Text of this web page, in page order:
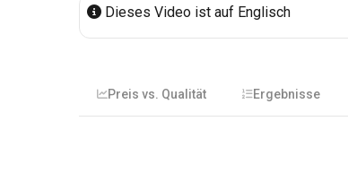
Dieses Video ist auf Englisch
Preis vs. Qualität Ergebnisse